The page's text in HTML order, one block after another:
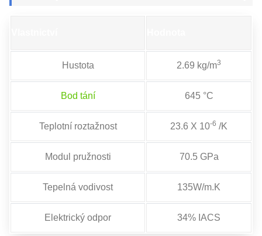
Hustota 2.69 kg/m3
Bod tání 645 °C
Teplotní roztažnost 23.6 X 10-6 /K
Modul pružnosti 70.5 GPa
Tepelná vodivost 135W/m.K
Elektrický odpor 34% IACS